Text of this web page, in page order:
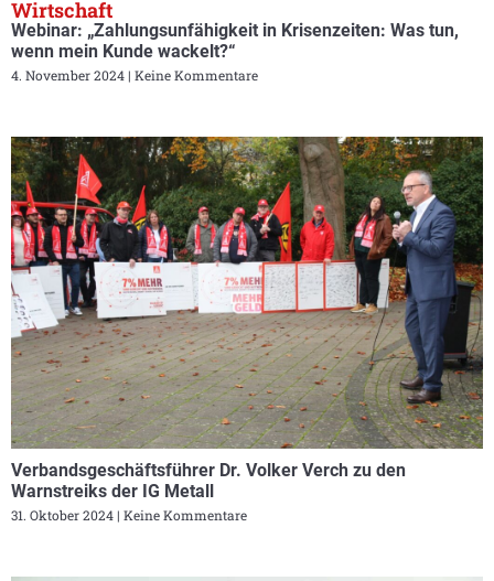
Wirtschaft
Webinar: „Zahlungsunfähigkeit in Krisenzeiten: Was tun,
wenn mein Kunde wackelt?“
4. November 2024 Keine Kommentare
Verbandsgeschäftsführer Dr. Volker Verch zu den
Warnstreiks der IG Metall
31. Oktober 2024 Keine Kommentare